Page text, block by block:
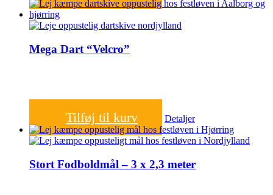
Mega Dart “Velcro”
Tilføj til kurv Detaljer
Stort Fodboldmål – 3 x 2,3 meter